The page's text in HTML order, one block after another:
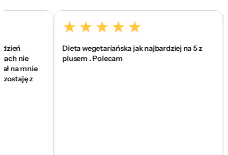
nie
mnie
z
Dieta wegetariańska jak najbardziej na 5 z
plusem . Polecam